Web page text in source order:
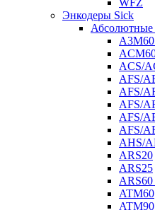
WFZ
Энкодеры Sick
Абсолютные
ACS/
AFS/
AFS/
AFS/
AFS/
AFS/
AHS/
ARS20
ARS25
ARS60
ATM60
ATM90